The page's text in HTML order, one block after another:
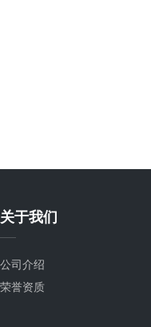
关于我们
公司介绍
荣誉资质